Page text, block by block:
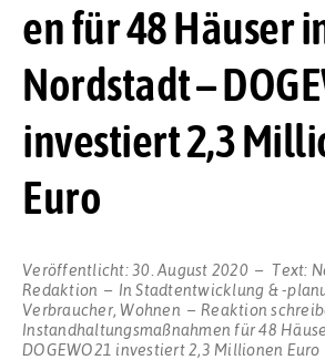
en für 48 Häuser
Nordstadt –
investiert 2,3
Euro
Veröffentlicht:30. August 2020 Text:
Redaktion
InStadtentwicklung & -
Verbraucher,Wohnen Reaktion
Instandhaltungsmaßnahmen für 48
DOGEWO21 investiert 2,3 Millionen Euro